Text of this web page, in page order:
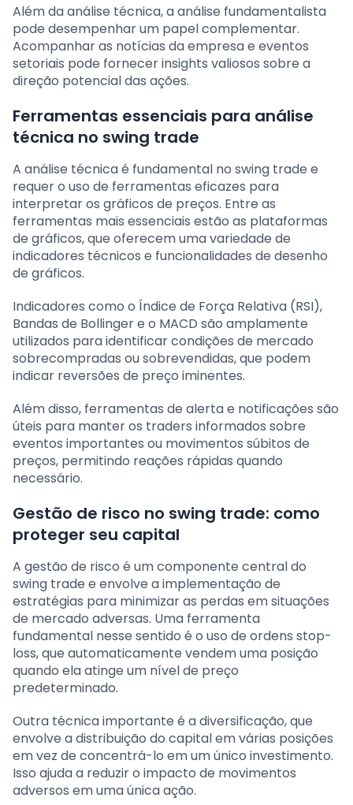
Além da análise técnica, a análise fundamentalista
pode desempenhar um papel complementar.
Acompanhar as notícias da empresa e eventos
setoriais pode fornecer insights valiosos sobre a
direção potencial das ações.
Ferramentas essenciais para análise
técnica no swing trade
A análise técnica é fundamental no swing trade e
requer o uso de ferramentas eficazes para
interpretar os gráficos de preços. Entre as
ferramentas mais essenciais estão as plataformas
de gráficos, que oferecem uma variedade de
indicadores técnicos e funcionalidades de desenho
de gráficos.
Indicadores como o Índice de Força Relativa (RSI),
Bandas de Bollinger e o MACD são amplamente
utilizados para identificar condições de mercado
sobrecompradas ou sobrevendidas, que podem
indicar reversões de preço iminentes.
Além disso, ferramentas de alerta e notificações são
úteis para manter os traders informados sobre
eventos importantes ou movimentos súbitos de
preços, permitindo reações rápidas quando
necessário.
Gestão de risco no swing trade: como
proteger seu capital
A gestão de risco é um componente central do
swing trade e envolve a implementação de
estratégias para minimizar as perdas em situações
de mercado adversas. Uma ferramenta
fundamental nesse sentido é o uso de ordens stop-
loss, que automaticamente vendem uma posição
quando ela atinge um nível de preço
predeterminado.
Outra técnica importante é a diversificação, que
envolve a distribuição do capital em várias posições
em vez de concentrá-lo em um único investimento.
Isso ajuda a reduzir o impacto de movimentos
adversos em uma única ação.